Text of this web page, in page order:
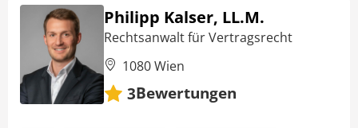
Philipp Kalser, LL.M.
Rechtsanwalt für Vertragsrecht
1080 Wien
3Bewertungen